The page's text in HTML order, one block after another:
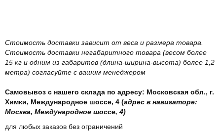
Стоимость доставки зависит от веса и размера товара.
Стоимость доставки негабаритного товара (весом более
15 кг и одним из габаритов (длина-ширина-высота) более 1,2
метра) согласуйте с вашим менеджером
Самовывоз с нашего склада по адресу: Московская обл., г.
Химки, Международное шоссе, 4 (адрес в навигаторе:
Москва, Международное шоссе, 4)
для любых заказов без ограничений